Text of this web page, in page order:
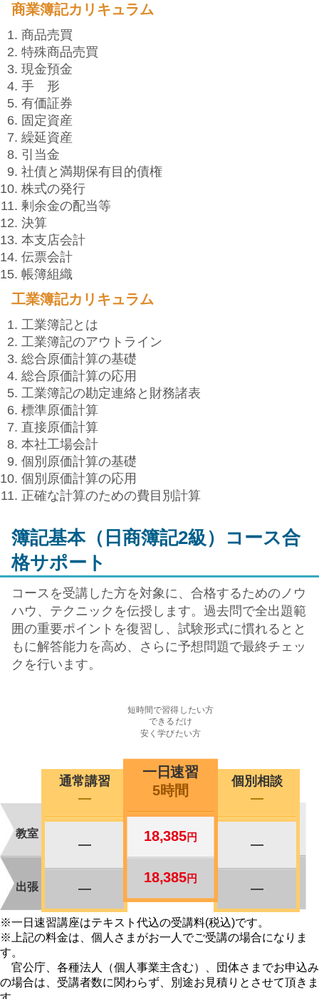
商業簿記カリキュラム
商品売買
特殊商品売買
現金預金
手 形
有価証券
固定資産
繰延資産
引当金
社債と満期保有目的債権
株式の発行
剰余金の配当等
決算
本支店会計
伝票会計
帳簿組織
工業簿記カリキュラム
工業簿記とは
工業簿記のアウトライン
総合原価計算の基礎
総合原価計算の応用
工業簿記の勘定連絡と財務諸表
標準原価計算
直接原価計算
本社工場会計
個別原価計算の基礎
個別原価計算の応用
正確な計算のための費目別計算
簿記基本（日商簿記2級）コース合
格サポート
コースを受講した方を対象に、合格するためのノウ
ハウ、テクニックを伝授します。過去問で全出題範
囲の重要ポイントを復習し、試験形式に慣れるとと
もに解答能力を高め、さらに予想問題で最終チェッ
クを行います。
教室
出張
通常講習
―
―
―
短時間で習得したい方
できるだけ
安く学びたい方
一日速習
5時間
18,385円
18,385円
個別相談
―
―
―
※一日速習講座はテキスト代込の受講料(税込)です。
※上記の料金は、個人さまがお一人でご受講の場合になりま
す。
官公庁、各種法人（個人事業主含む）、団体さまでお申込み
の場合は、受講者数に関わらず、別途お見積りとさせて頂きま